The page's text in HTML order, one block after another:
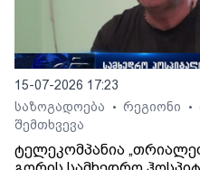
15-07-2026 17:23
საზოგადოება
• რეგიონი •
შემთხვევა
ტელეკომპანია